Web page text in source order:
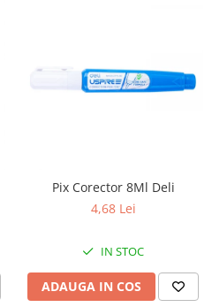
Pix Corector 8Ml Deli
4,68 Lei
IN STOC
ADAUGA IN COS